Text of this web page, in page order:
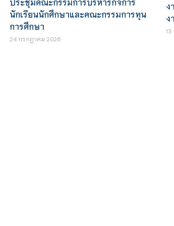
นักเรียนนักศึกษาและคณะกรรมการทุน
การศึกษา
24 กรกฎาคม 2026
ง
ง